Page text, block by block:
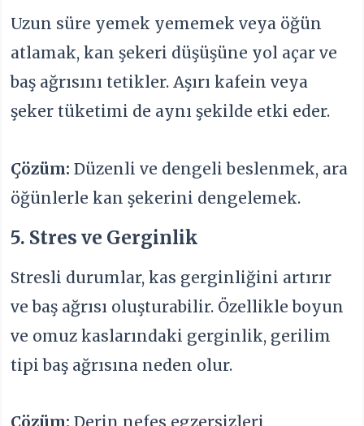
Uzun süre yemek yememek veya öğün
atlamak, kan şekeri düşüşüne yol açar ve
baş ağrısını tetikler. Aşırı kafein veya
şeker tüketimi de aynı şekilde etki eder.
Çözüm: Düzenli ve dengeli beslenmek, ara
öğünlerle kan şekerini dengelemek.
5. Stres ve Gerginlik
Stresli durumlar, kas gerginliğini artırır
ve baş ağrısı oluşturabilir. Özellikle boyun
ve omuz kaslarındaki gerginlik, gerilim
tipi baş ağrısına neden olur.